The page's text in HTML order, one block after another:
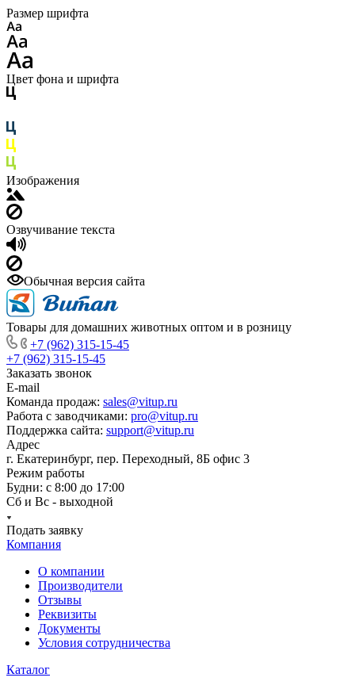
Размер шрифта
Цвет фона и шрифта
Изображения
Озвучивание текста
Обычная версия сайта
Товары для домашних животных оптом и в розницу
+7 (962) 315-15-45
+7 (962) 315-15-45
Заказать звонок
E-mail
Команда продаж: sales@vitup.ru
Работа с заводчиками: pro@vitup.ru
Поддержка сайта: support@vitup.ru
Адрес
г. Екатеринбург, пер. Переходный, 8Б офис 3
Режим работы
Будни: с 8:00 до 17:00
Сб и Вс - выходной
Подать заявку
Компания
О компании
Производители
Отзывы
Реквизиты
Документы
Условия сотрудничества
Каталог